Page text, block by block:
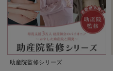
助産院監修シリーズ